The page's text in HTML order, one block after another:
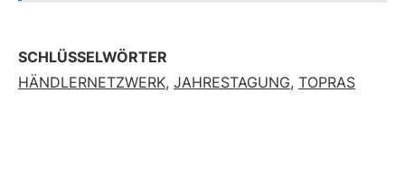
SCHLÜSSELWÖRTER
HÄNDLERNETZWERK, JAHRESTAGUNG, TOPRAS